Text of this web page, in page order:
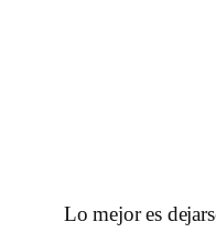
Lo mejor es